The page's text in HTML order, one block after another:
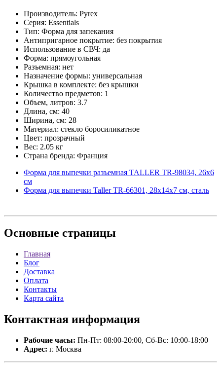
Производитель: Pyrex
Серия: Essentials
Тип: Форма для запекания
Антипригарное покрытие: без покрытия
Использование в СВЧ: да
Форма: прямоугольная
Разъемная: нет
Назначение формы: универсальная
Крышка в комплекте: без крышки
Количество предметов: 1
Объем, литров: 3.7
Длина, см: 40
Ширина, см: 28
Материал: стекло боросиликатное
Цвет: прозрачный
Вес: 2.05 кг
Страна бренда: Франция
Форма для выпечки разъемная TALLER TR-98034, 26х6
см
Форма для выпечки Taller TR-66301, 28х14х7 см, сталь
Основные страницы
Главная
Блог
Доставка
Оплата
Контакты
Карта сайта
Контактная информация
Рабочие часы: Пн-Пт: 08:00-20:00, Сб-Вс: 10:00-18:00
Адрес: г. Москва